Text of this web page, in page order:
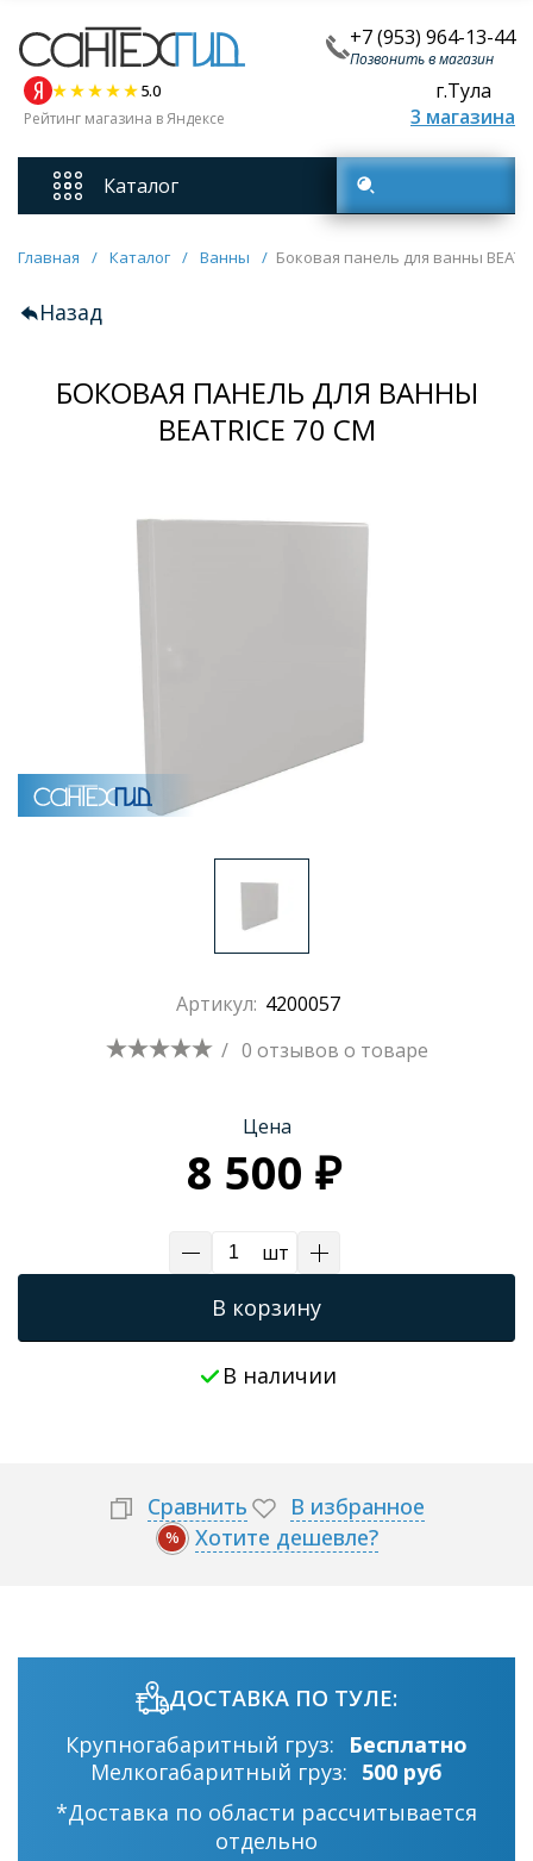
+7 (953) 964-13-44
Позвонить в магазин
5.0
Рейтинг магазина в Яндексе
г.Тула
3 магазина
Каталог
Смесители
Унитазы
Мебель для ванных комнат
Кухонные мойки
Душевые кабины
Полотенцесушители
Аксессуары для ванных комнат
Душевые поддоны
Душевые уголки и ограждения
Главная / Каталог / Ванны / Боковая панель для ванны
Назад
БОКОВАЯ ПАНЕЛЬ ДЛЯ ВАННЫ
BEATRICE 70 СМ
Артикул: 4200057
/ 0 отзывов о товаре
Цена
8 500 ₽
шт
В корзину
В наличии
Сравнить В избранное
% Хотите дешевле?
ДОСТАВКА ПО ТУЛЕ:
Крупногабаритный груз:
Бесплатно
Мелкогабаритный груз: 500 руб
*Доставка по области рассчитывается
отдельно